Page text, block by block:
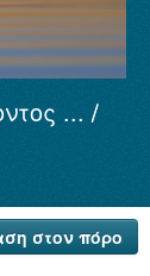
...
στον πόρο